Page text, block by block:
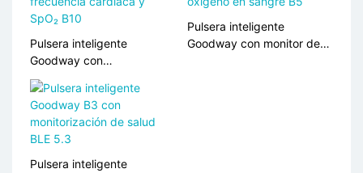
Pulsera inteligente
Goodway con
monitorización de
frecuencia cardíaca y
SpO₂ B10
Pulsera inteligente
Goodway con monitor de
Pulsera inteligente